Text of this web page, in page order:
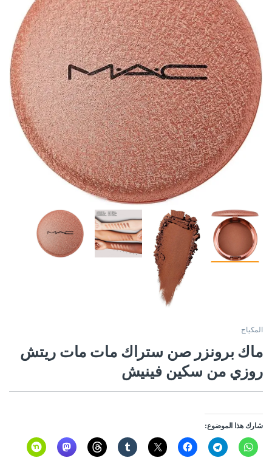
المكياج
ماك برونزر صن ستراك مات مات ريتش
روزي من سكين فينيش
شارك هذا الموضوع: